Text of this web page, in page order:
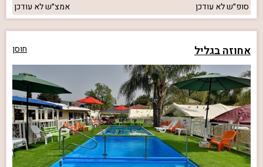
סופ״שלא עודכן אמצ״שלא עודכן
אחוזה בגליל חוסן